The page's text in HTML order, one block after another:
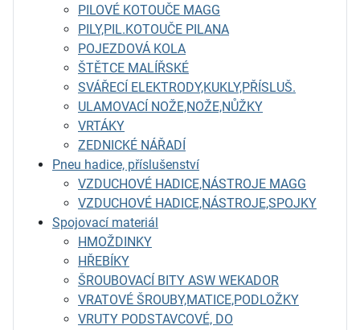
PILOVÉ KOTOUČE MAGG
PILY,PIL.KOTOUČE PILANA
POJEZDOVÁ KOLA
ŠTĚTCE MALÍŘSKÉ
SVÁŘECÍ ELEKTRODY,KUKLY,PŘÍSLUŠ.
ULAMOVACÍ NOŽE,NOŽE,NŮŽKY
VRTÁKY
ZEDNICKÉ NÁŘADÍ
Pneu hadice, příslušenství
VZDUCHOVÉ HADICE,NÁSTROJE MAGG
VZDUCHOVÉ HADICE,NÁSTROJE,SPOJKY
Spojovací materiál
HMOŽDINKY
HŘEBÍKY
ŠROUBOVACÍ BITY ASW WEKADOR
VRATOVÉ ŠROUBY,MATICE,PODLOŽKY
VRUTY PODSTAVCOVÉ, DO